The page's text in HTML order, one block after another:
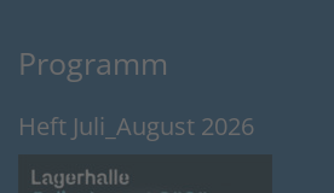
Programm
Heft Juli_August 2026